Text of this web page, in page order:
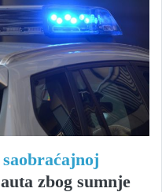
zbog sumnje